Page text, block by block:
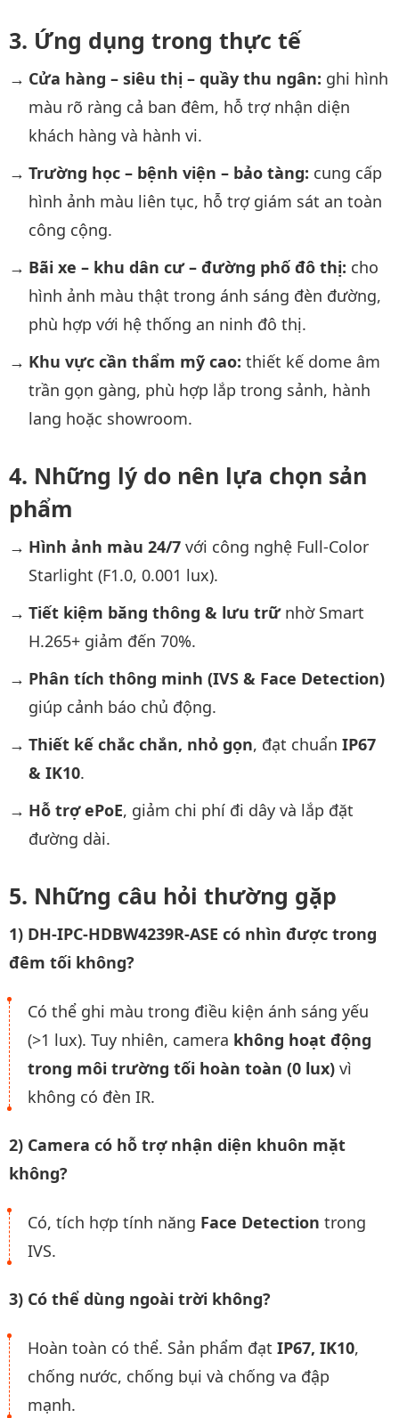
Ứng dụng trong thực tế
Cửa hàng – siêu thị – quầy thu ngân: ghi hình
màu rõ ràng cả ban đêm, hỗ trợ nhận diện
khách hàng và hành vi.
Trường học – bệnh viện – bảo tàng: cung cấp
hình ảnh màu liên tục, hỗ trợ giám sát an toàn
công cộng.
Bãi xe – khu dân cư – đường phố đô thị: cho
hình ảnh màu thật trong ánh sáng đèn đường,
phù hợp với hệ thống an ninh đô thị.
Khu vực cần thẩm mỹ cao: thiết kế dome âm
trần gọn gàng, phù hợp lắp trong sảnh, hành
lang hoặc showroom.
Những lý do nên lựa chọn sản
phẩm
Hình ảnh màu 24/7với công nghệ Full-Color
Starlight (F1.0, 0.001 lux).
Tiết kiệm băng thông & lưu trữnhờ Smart
H.265+ giảm đến 70%.
Phân tích thông minh (IVS & Face Detection)
giúp cảnh báo chủ động.
Thiết kế chắc chắn, nhỏ gọn, đạt chuẩn IP67
& IK10.
Hỗ trợ ePoE, giảm chi phí đi dây và lắp đặt
đường dài.
Những câu hỏi thường gặp
1) DH-IPC-HDBW4239R-ASE có nhìn được trong
đêm tối không?
Có thể ghi màu trong điều kiện ánh sáng yếu
(>1 lux). Tuy nhiên, camera không hoạt động
trong môi trường tối hoàn toàn (0 lux) vì
không có đèn IR.
2) Camera có hỗ trợ nhận diện khuôn mặt
không?
Có, tích hợp tính năng Face Detection trong
IVS.
3) Có thể dùng ngoài trời không?
Hoàn toàn có thể. Sản phẩm đạt IP67, IK10,
chống nước, chống bụi và chống va đập
mạnh.